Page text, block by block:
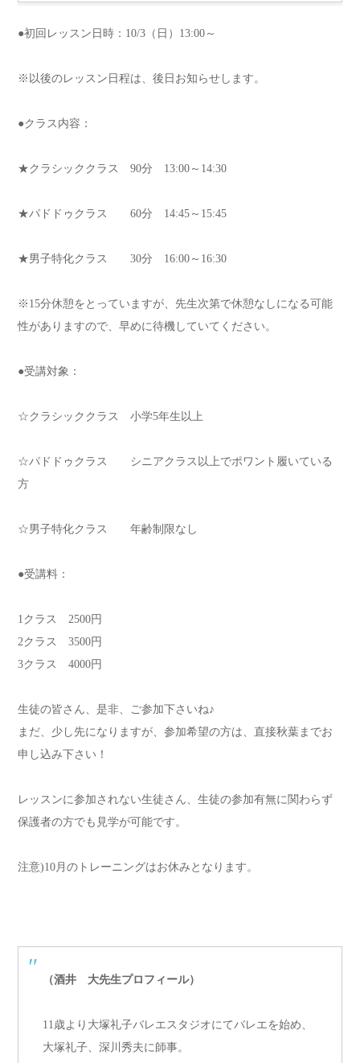
●初回レッスン日時：10/3（日）13:00～
※以後のレッスン日程は、後日お知らせします。
●クラス内容：
★クラシッククラス 90分 13:00～14:30
★パドドゥクラス 60分 14:45～15:45
★男子特化クラス 30分 16:00～16:30
※15分休憩をとっていますが、先生次第で休憩なしになる可能
性がありますので、早めに待機していてください。
●受講対象：
☆クラシッククラス 小学5年生以上
☆パドドゥクラス シニアクラス以上でポワント履いている
方
☆男子特化クラス 年齢制限なし
●受講料：
1クラス 2500円
2クラス 3500円
3クラス 4000円
生徒の皆さん、是非、ご参加下さいね♪
まだ、少し先になりますが、参加希望の方は、直接秋葉までお
申し込み下さい！
レッスンに参加されない生徒さん、生徒の参加有無に関わらず
保護者の方でも見学が可能です。
注意)10月のトレーニングはお休みとなります。
（酒井 大先生プロフィール）
11歳より大塚礼子バレエスタジオにてバレエを始め、
大塚礼子、深川秀夫に師事。